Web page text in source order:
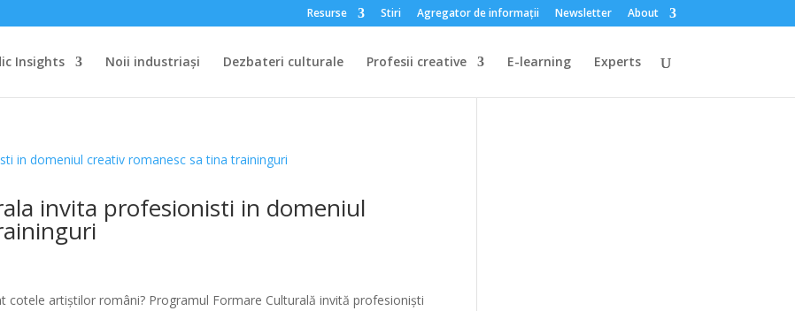
Resurse Stiri Agregator de informații Newsletter About
Insights Noii industriași Dezbateri culturale Profesii creative E-learning Experts
invita profesionisti in domeniul
cotele artiștilor români? Programul Formare Culturală invită profesioniști